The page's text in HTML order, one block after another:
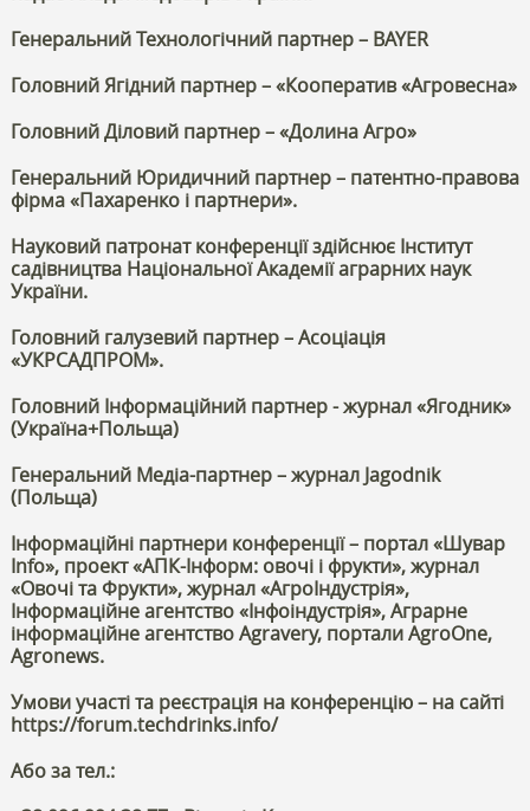
Генеральний Технологічний партнер – BAYER
Головний Ягідний партнер – «Кооператив «Агровесна»
Головний Діловий партнер – «Долина Агро»
Генеральний Юридичний партнер – патентно-правова
фірма «Пахаренко і партнери».
Науковий патронат конференції здійснює Інститут
садівництва Національної Академії аграрних наук
України.
Головний галузевий партнер – Асоціація
«УКРСАДПРОМ».
Головний Інформаційний партнер - журнал «Ягодник»
(Україна+Польща)
Генеральний Медіа-партнер – журнал Jagodnik
(Польща)
Інформаційні партнери конференції – портал «Шувар
Info», проект «АПК-Інформ: овочі і фрукти», журнал
«Овочі та Фрукти», журнал «АгроІндустрія»,
Інформаційне агентство «Інфоіндустрія», Аграрне
інформаційне агентство Agravery, портали AgroOne,
Agronews.
Умови участі та реєстрація на конференцію – на сайті
https://forum.techdrinks.info/
Або за тел.: